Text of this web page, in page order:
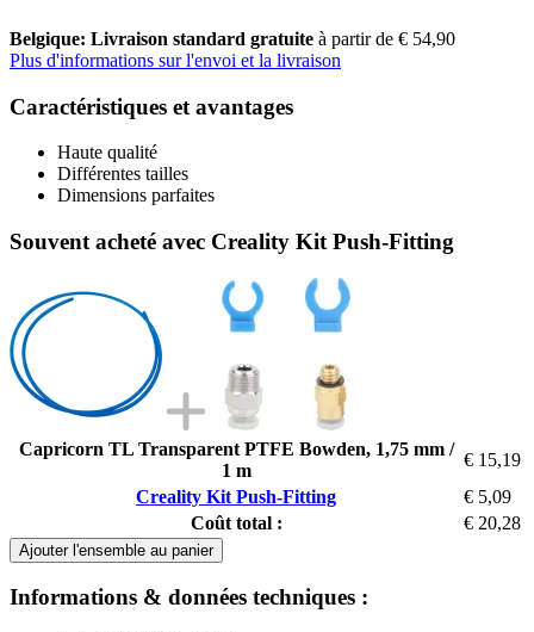
Belgique: Livraison standard gratuite à partir de € 54,90
Plus d'informations sur l'envoi et la livraison
Caractéristiques et avantages
Haute qualité
Différentes tailles
Dimensions parfaites
Souvent acheté avec Creality Kit Push-Fitting
Capricorn TL Transparent PTFE Bowden, 1,75 mm /
1 m
€ 15,19
Creality Kit Push-Fitting
€ 5,09
Coût total :
€ 20,28
Ajouter l'ensemble au panier
Informations & données techniques :